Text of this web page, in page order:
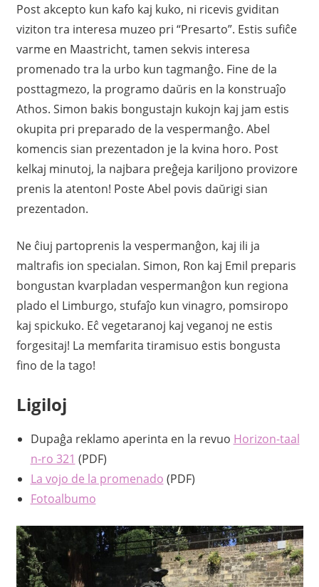
Post akcepto kun kafo kaj kuko, ni ricevis gviditan
viziton tra interesa muzeo pri “Presarto”. Estis sufiĉe
varme en Maastricht, tamen sekvis interesa
promenado tra la urbo kun tagmanĝo. Fine de la
posttagmezo, la programo daŭris en la konstruaĵo
Athos. Simon bakis bongustajn kukojn kaj jam estis
okupita pri preparado de la vespermanĝo. Abel
komencis sian prezentadon je la kvina horo. Post
kelkaj minutoj, la najbara preĝeja kariljono provizore
prenis la atenton! Poste Abel povis daŭrigi sian
prezentadon.
Ne ĉiuj partoprenis la vespermanĝon, kaj ili ja
maltrafis ion specialan. Simon, Ron kaj Emil preparis
bongustan kvarpladan vespermanĝon kun regiona
plado el Limburgo, stufaĵo kun vinagro, pomsiropo
kaj spickuko. Eĉ vegetaranoj kaj veganoj ne estis
forgesitaj! La memfarita tiramisuo estis bongusta
fino de la tago!
Ligiloj
Dupaĝa reklamo aperinta en la revuo Horizon-taal
n-ro 321 (PDF)
La vojo de la promenado (PDF)
Fotoalbumo